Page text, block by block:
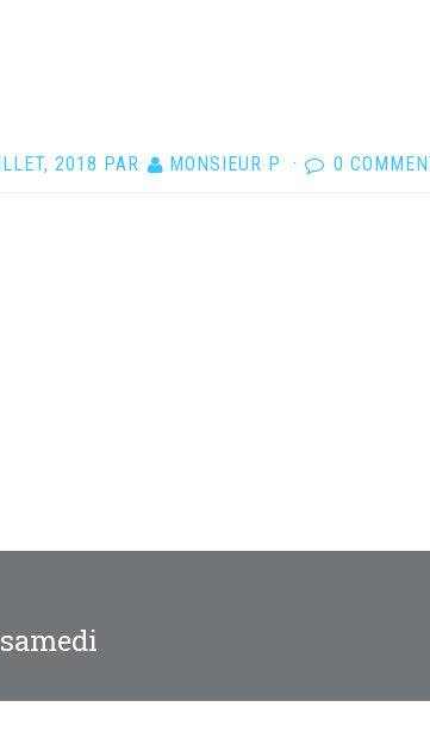
2018 PAR MONSIEUR P · 0